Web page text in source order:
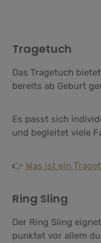
Tragetuch
Das Tragetuch
bereits ab Geburt
Es passt sich
und begleitet viele
👉 Was ist ein
Ring Sling
Der Ring Sling
punktet vor allem